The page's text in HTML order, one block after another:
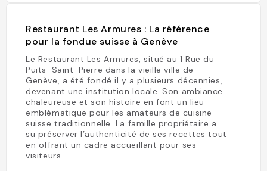
Restaurant Les Armures : La référence
pour la fondue suisse à Genève
Le Restaurant Les Armures, situé au 1 Rue du
Puits-Saint-Pierre dans la vieille ville de
Genève, a été fondé il y a plusieurs décennies,
devenant une institution locale. Son ambiance
chaleureuse et son histoire en font un lieu
emblématique pour les amateurs de cuisine
suisse traditionnelle. La famille propriétaire a
su préserver l’authenticité de ses recettes tout
en offrant un cadre accueillant pour ses
visiteurs.